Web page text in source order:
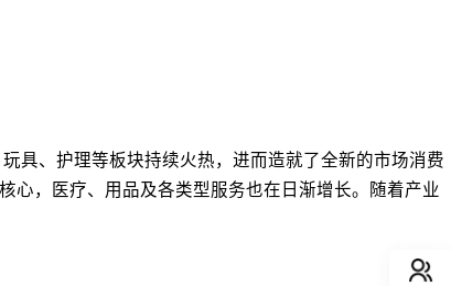
具、护理等板块持续火热，进而造就了全新的市场消费
心，医疗、用品及各类型服务也在日渐增长。随着产业